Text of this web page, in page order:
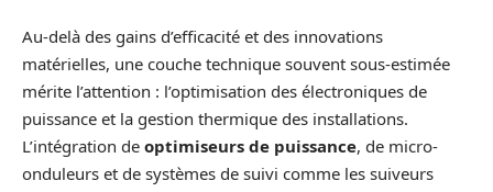
Au-delà des gains d’efficacité et des innovations
matérielles, une couche technique souvent sous-estimée
mérite l’attention : l’optimisation des électroniques de
puissance et la gestion thermique des installations.
L’intégration de optimiseurs de puissance, de micro-
onduleurs et de systèmes de suivi comme les suiveurs